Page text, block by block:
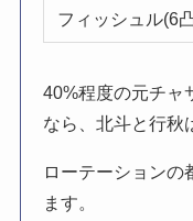
フィッシュル(6
40%程度の元チャ
なら、北斗と行秋
ローテーションの
ます。